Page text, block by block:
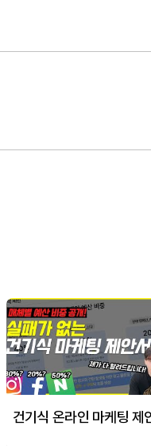
건기식 온라인 마케팅 제